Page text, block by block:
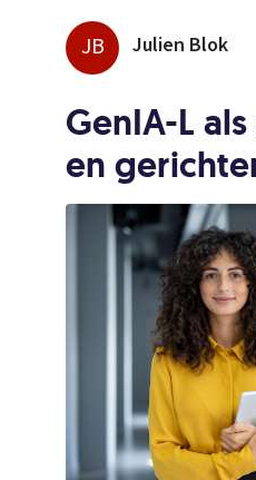
JB Julien Blok
GenIA-L
en